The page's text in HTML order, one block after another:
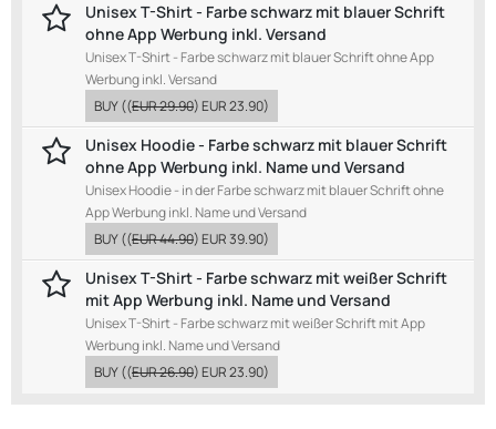
Unisex T-Shirt - Farbe schwarz mit blauer Schrift
ohne App Werbung inkl. Versand
Unisex T-Shirt - Farbe schwarz mit blauer Schrift ohne App
Werbung inkl. Versand
BUY((EUR 29.90)EUR 23.90)
Unisex Hoodie - Farbe schwarz mit blauer Schrift
ohne App Werbung inkl. Name und Versand
Unisex Hoodie - in der Farbe schwarz mit blauer Schrift ohne
App Werbung inkl. Name und Versand
BUY((EUR 44.90)EUR 39.90)
Unisex T-Shirt - Farbe schwarz mit weißer Schrift
mit App Werbung inkl. Name und Versand
Unisex T-Shirt - Farbe schwarz mit weißer Schrift mit App
Werbung inkl. Name und Versand
BUY((EUR 26.90)EUR 23.90)